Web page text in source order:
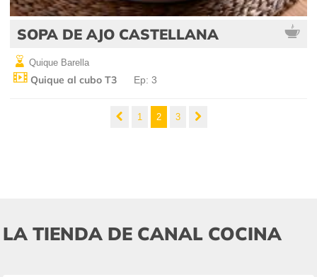
SOPA DE AJO CASTELLANA
Quique Barella
Quique al cubo T3 Ep: 3
1 2 3
LA TIENDA DE CANAL COCINA